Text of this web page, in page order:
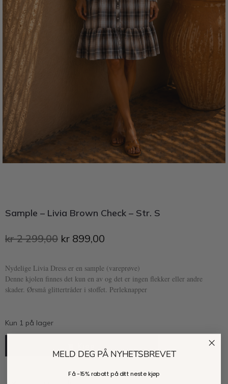
Sample – Livia Brown Check – Str. S
kr2 299,00 kr 899,00
Nydelige Livia Dress er en sample (vareprøve)
Denne kjolen finnes det kun en av og det er ingen flekker eller andre
skader. Ørsmå glittertråder i stoffet. Perleknapper
Kun 1 på lager
MELD DEG PÅ NYHETSBREVET
Få -15% rabattpå ditt neste kjøp